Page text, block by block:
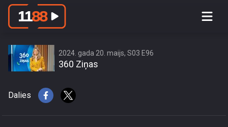
Vēsturiskās Baldones sanatorijas
2024. gada 20. maijs, S03 E96
360 Ziņas
Dalies